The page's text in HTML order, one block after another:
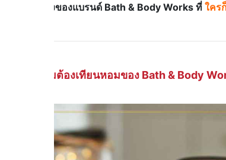
นั่นก็คือจุดแข็งของแบรนด์ Bath & Body Works ที่ ใคร
ทำไมต้องเทียนหอมของ Bath & Body